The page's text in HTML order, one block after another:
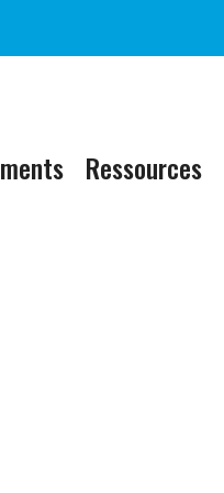
Ressources